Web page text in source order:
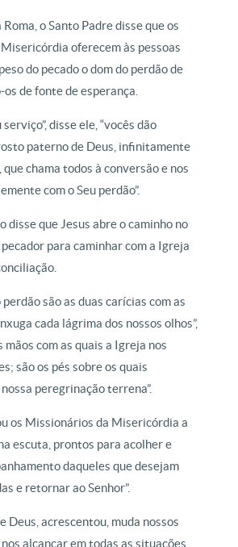
o Santo Padre disse que os
oferecem às pessoas
do pecado o dom do perdão de
os de fonte de esperança.
disse ele, “vocês dão
paterno de Deus, infinitamente
que chama todos à conversão e nos
com o Seu perdão”.
disse que Jesus abre o caminho no
para caminhar com a Igreja
perdão são as duas carícias com as
cada lágrima dos nossos olhos”,
mãos com as quais a Igreja nos
são os pés sobre os quais
peregrinação terrena”.
os Missionários da Misericórdia a
escuta, prontos para acolher e
daqueles que desejam
e retornar ao Senhor”.
Deus, acrescentou, muda nossos
alcançar em todas as situações,